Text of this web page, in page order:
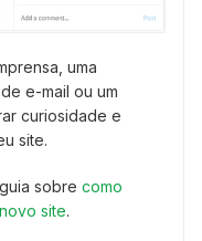
uma
e-mail ou um
curiosidade e
site.
sobre como
site.